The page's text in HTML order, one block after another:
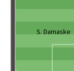
S. Damaske